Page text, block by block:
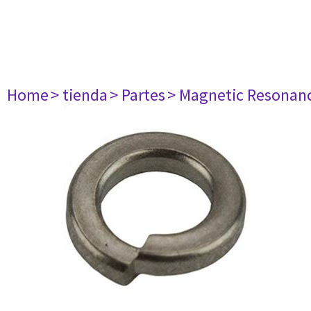
Home> tienda> Partes> Magnetic